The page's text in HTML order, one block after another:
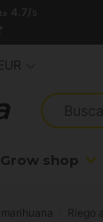
Grow shop
Riego